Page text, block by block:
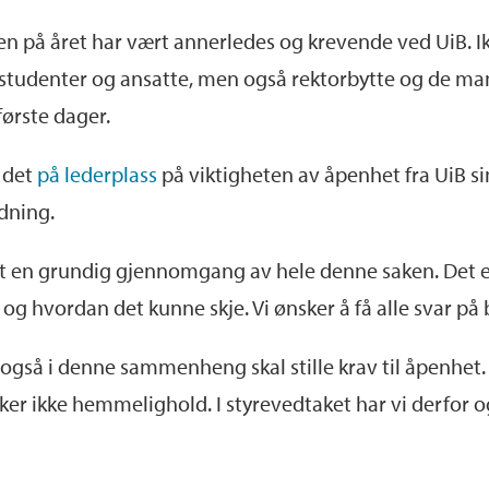
på året har vært annerledes og krevende ved UiB.
og ansatte, men også rektorbytte og de
dager.
på lederplass på viktigheten av åpenhet fra UiB
grundig gjennomgang av hele denne saken. Det
hvordan det kunne skje. Vi ønsker å få alle svar på
i denne sammenheng skal stille krav til
ikke hemmelighold. I styrevedtaket har vi derfor